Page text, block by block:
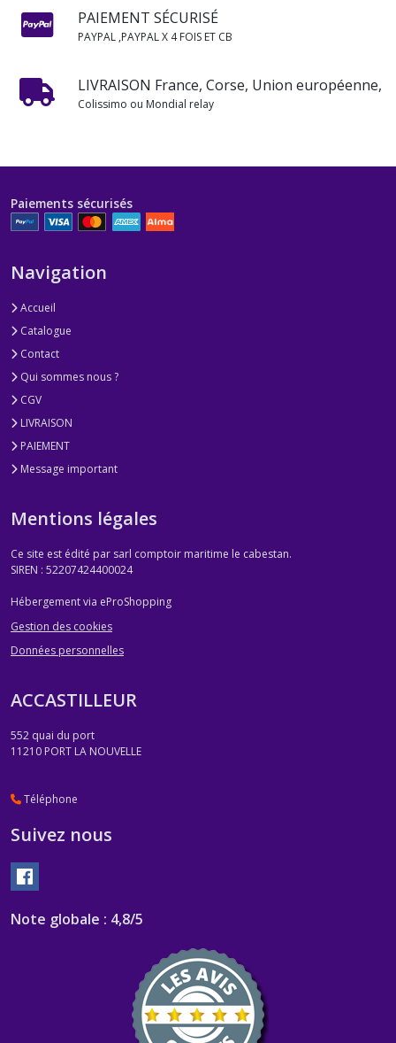
PAIEMENT SÉCURISÉ
PAYPAL ,PAYPAL X 4 FOIS ET CB
LIVRAISON France, Corse, Union européenne,
Colissimo ou Mondial relay
Paiements sécurisés
Navigation
Accueil
Catalogue
Contact
Qui sommes nous ?
CGV
LIVRAISON
PAIEMENT
Message important
Mentions légales
Ce site est édité par sarl comptoir maritime le cabestan.
SIREN : 52207424400024
Hébergement via eProShopping
Gestion des cookies
Données personnelles
ACCASTILLEUR
552 quai du port
11210 PORT LA NOUVELLE
Téléphone
Suivez nous
Note globale : 4,8/5